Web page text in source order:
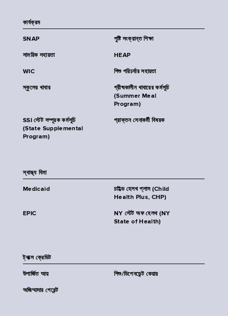
কার্যক্রম
SNAP পুষ্টি সংক্রান্ত শিক্ষা
সাময়িক সহায়তা HEAP
WIC শিশু পরিচর্যার সহায়তা
স্কুলের খাবার
গ্রীষ্মকালীন খাবারের কর্মসূচি
(Summer Meal
Program)
SSI স্টেট সম্পূরক কর্মসূচি
(State Supplemental
Program)
প্রাক্তন সেনাকর্মী বিষয়ক
স্বাস্থ্য বিমা
Medicaid
চাইল্ড হেলথ প্লাস (Child
Health Plus, CHP)
EPIC
NY স্টেট অফ হেলথ (NY
State of Health)
ট্যাক্স ক্রেডিট
উপার্জিত আয় শিশু/ডিপেনডেন্ট কেয়ার
অজিম্মাদার পেরেন্ট